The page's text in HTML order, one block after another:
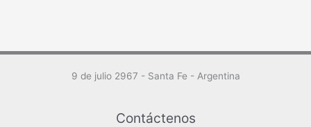
9 de julio 2967 - Santa Fe - Argentina
Contáctenos